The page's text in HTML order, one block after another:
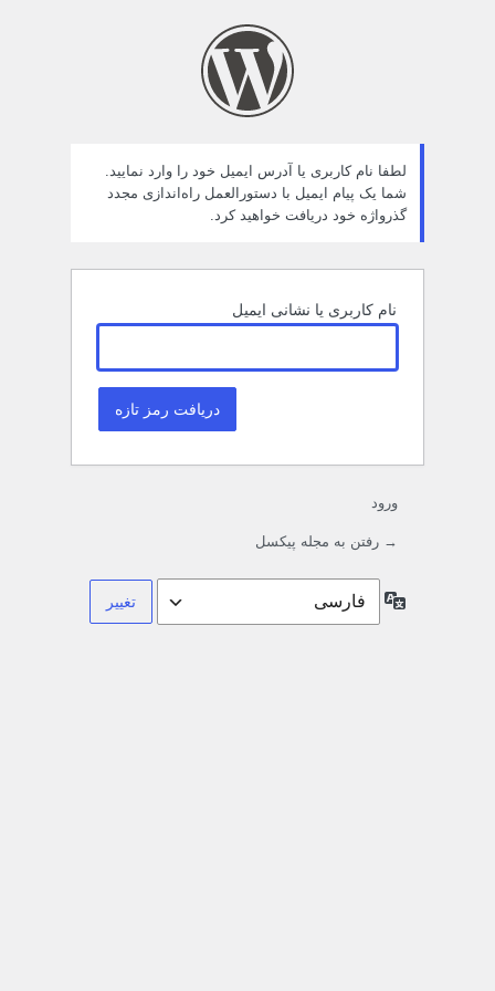
لطفا نام کاربری یا آدرس ایمیل خود را وارد نمایید.
شما یک پیام ایمیل با دستورالعمل راه‌اندازی مجدد
گذرواژه خود دریافت خواهید کرد.
نام کاربری یا نشانی ایمیل
ورود
→ رفتن به مجله پیکسل
زبان